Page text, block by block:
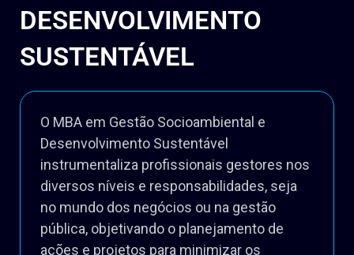
DESENVOLVIMENTO
SUSTENTÁVEL
O MBA em Gestão Socioambiental e
Desenvolvimento Sustentável
instrumentaliza profissionais gestores nos
diversos níveis e responsabilidades, seja
no mundo dos negócios ou na gestão
pública, objetivando o planejamento de
ações e projetos para minimizar os